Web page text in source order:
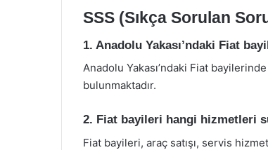
SSS (Sıkça Sorulan
1. Anadolu Yakası’ndaki Fiat
Anadolu Yakası’ndaki Fiat
bulunmaktadır.
2. Fiat bayileri hangi hizmetleri
Fiat bayileri, araç satışı, servis